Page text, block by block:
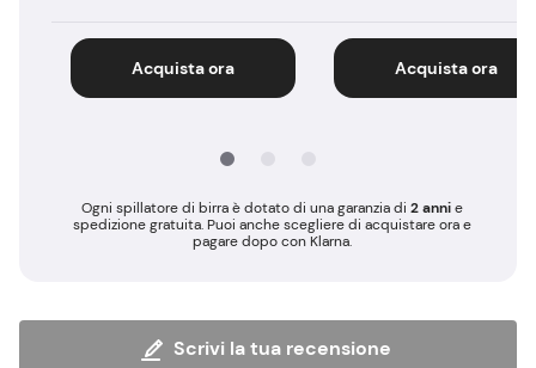
Acquista ora Acquista ora
Ogni spillatore di birra è dotato di una garanzia di 2 annie
spedizione gratuita. Puoi anche scegliere di acquistare ora e
pagare dopo con Klarna.
Scrivi la tua recensione